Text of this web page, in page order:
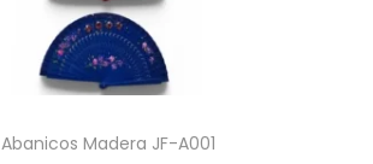
Abanicos Madera JF-A001